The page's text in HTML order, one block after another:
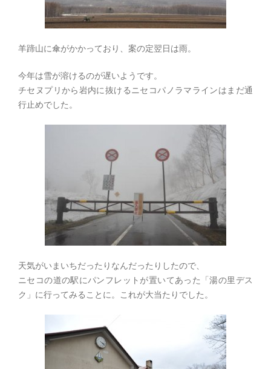
羊蹄山に傘がかかっており、案の定翌日は雨。
今年は雪が溶けるのが遅いようです。
チセヌプリから岩内に抜けるニセコパノラマラインはまだ通
行止めでした。
天気がいまいちだったりなんだったりしたので、
ニセコの道の駅にパンフレットが置いてあった「湯の里デス
ク」に行ってみることに。これが大当たりでした。